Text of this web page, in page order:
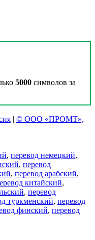
5000 символов за
| © ООО «ПРОМТ»,
, перевод немецкий,
, перевод
, перевод арабский,
китайский,
, перевод
туркменский, перевод
финский, перевод